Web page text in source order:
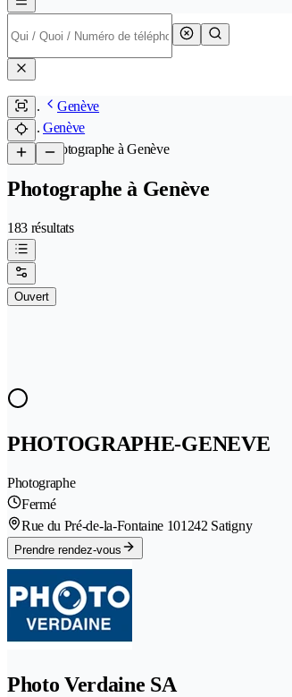
Genève
Genève
/Photographe à Genève
Photographe à Genève
183 résultats
Ouvert
PHOTOGRAPHE-GENEVE
Photographe
Fermé
Rue du Pré-de-la-Fontaine 101242 Satigny
Prendre rendez-vous
Photo Verdaine SA